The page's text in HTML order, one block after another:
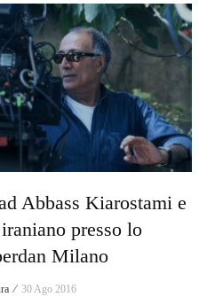
Abbass Kiarostami e
presso lo
Milano
⁄ 30 Ago 2016